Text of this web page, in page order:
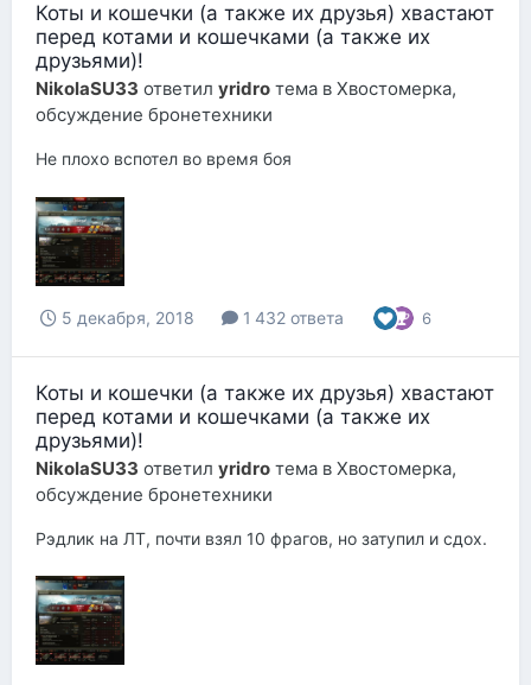
Коты и кошечки (а также их друзья) хвастают
перед котами и кошечками (а также их
друзьями)!
NikolaSU33 ответил yridro тема в Хвостомерка,
обсуждение бронетехники
Не плохо вспотел во время боя
5 декабря, 2018 1 432 ответа 6
Коты и кошечки (а также их друзья) хвастают
перед котами и кошечками (а также их
друзьями)!
NikolaSU33 ответил yridro тема в Хвостомерка,
обсуждение бронетехники
Рэдлик на ЛТ, почти взял 10 фрагов, но затупил и сдох.